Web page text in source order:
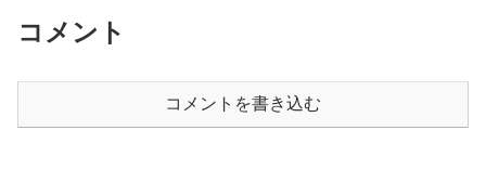
コメント
コメントを書き込む